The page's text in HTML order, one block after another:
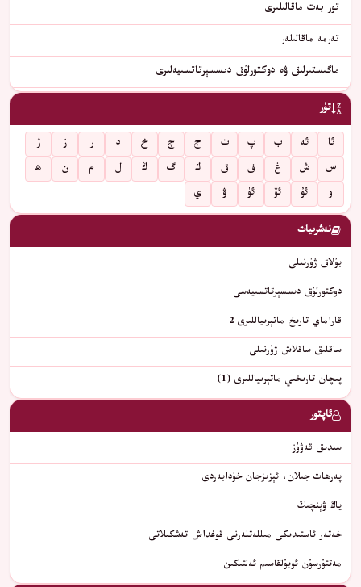
تور بەت ماقالىلىرى
تەرمە ماقالىلەر
ماگىستىرلىق ۋە دوكتورلۇق دىسسېرتاتسىيەلىرى
تۈر
ئا ئە ب پ ت ج چ خ د ر ز
ژ
س
ش غ ف ق ك گ ڭ ل م ن
ھ
و
ئۇ ئۆ ئۈ ۋ ي
نەشرىيات
بۇلاق ژۇرنىلى
دوكتورلۇق دىسسېرتاتسىيەسى
قاراماي تارىخ ماتېرىياللىرى 2
ساقلىق ساقلاش ژۇرنىلى
پىچان تارىخىي ماتېرىياللىرى (1)
ئاپتور
سىدىق قەۋۇز
پەرھات جىلان، ئېزىزجان خۇدابەردى
ياڭ ۋېنچىڭ
خەتەر ئاستىدىكى مىللەتلەرنى قوغداش تەشكىلاتى
مەتتۇرسۇن ئوبۇلقاسىم ئەلتىكىن